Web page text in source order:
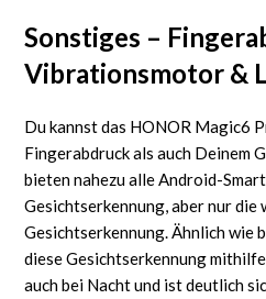
Sonstiges –
Vibrationsmotor &
Du kannst das HONOR Magic6
Fingerabdruck als auch Deinem
bieten nahezu alle Android-
Gesichtserkennung, aber nur
Gesichtserkennung. Ähnlich wie
diese Gesichtserkennung
auch bei Nacht und ist deutlich